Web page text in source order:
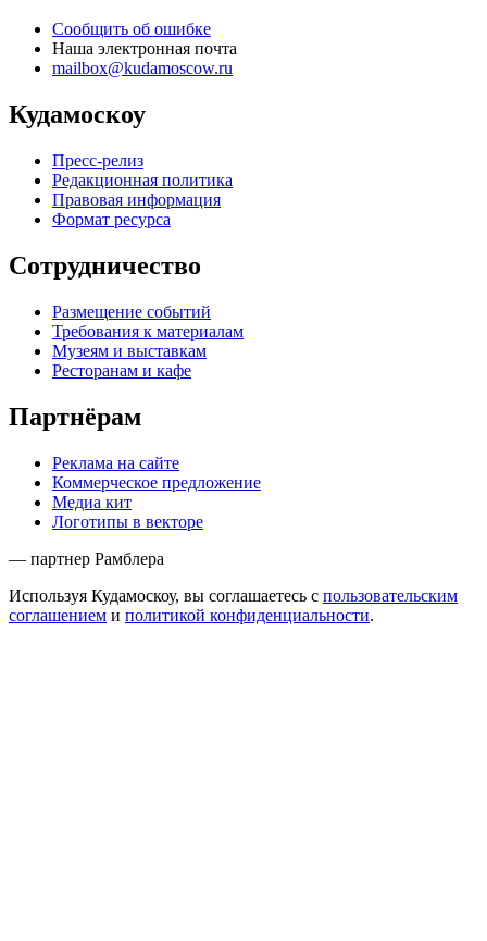
Сообщить об ошибке
Наша электронная почта
mailbox@kudamoscow.ru
Кудамоскоу
Пресс-релиз
Редакционная политика
Правовая информация
Формат ресурса
Сотрудничество
Размещение событий
Требования к материалам
Музеям и выставкам
Ресторанам и кафе
Партнёрам
Реклама на сайте
Коммерческое предложение
Медиа кит
Логотипы в векторе
— партнер Рамблера
Используя Кудамоскоу, вы соглашаетесь с пользовательским
соглашением и политикой конфиденциальности.